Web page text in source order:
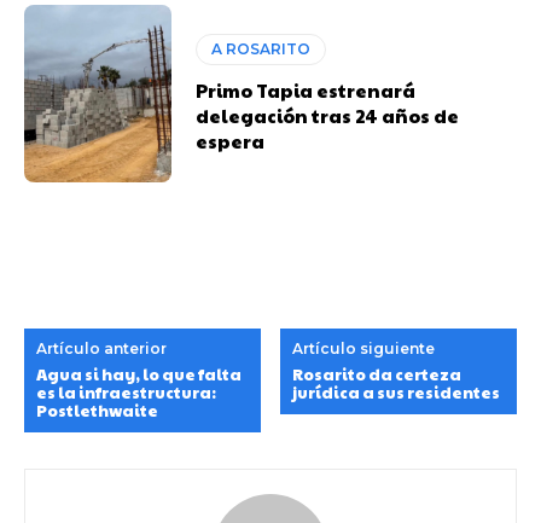
A ROSARITO
Primo Tapia estrenará
delegación tras 24 años de
espera
Artículo anterior
Agua si hay, lo que falta
es la infraestructura:
Postlethwaite
Artículo siguiente
Rosarito da certeza
jurídica a sus residentes